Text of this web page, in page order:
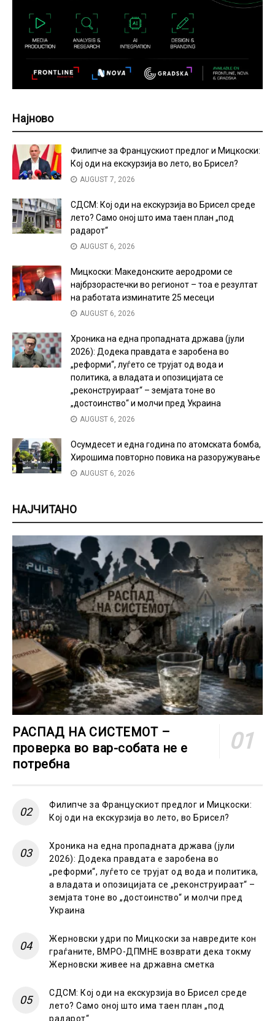
Најново
Филипче за Францускиот предлог и Мицкоски:
Кој оди на екскурзија во лето, во Брисел?
AUGUST 7, 2026
СДСМ: Кој оди на екскурзија во Брисел среде
лето? Само оној што има таен план „под
радарот“
AUGUST 6, 2026
Мицкоски: Македонските аеродроми се
најбрзорастечки во регионот – тоа е резултат
на работата изминатите 25 месеци
AUGUST 6, 2026
Хроника на една пропадната држава (јули
2026): Додека правдата е заробена во
„реформи“, луѓето се трујат од вода и
политика, а владата и опозицијата се
„реконструираат“ – земјата тоне во
„достоинство“ и молчи пред Украина
AUGUST 6, 2026
Осумдесет и една година по атомската бомба,
Хирошима повторно повика на разоружување
AUGUST 6, 2026
НАЈЧИТАНО
РАСПАД НА СИСТЕМОТ –
проверка во вар-собата не е
потребна
Филипче за Францускиот предлог и Мицкоски:
Кој оди на екскурзија во лето, во Брисел?
Хроника на една пропадната држава (јули
2026): Додека правдата е заробена во
„реформи“, луѓето се трујат од вода и политика,
а владата и опозицијата се „реконструираат“ –
земјата тоне во „достоинство“ и молчи пред
Украина
Жерновски удри по Мицкоски за навредите кон
граѓаните, ВМРО-ДПМНЕ возврати дека токму
Жерновски живее на државна сметка
СДСМ: Кој оди на екскурзија во Брисел среде
лето? Само оној што има таен план „под
радарот“